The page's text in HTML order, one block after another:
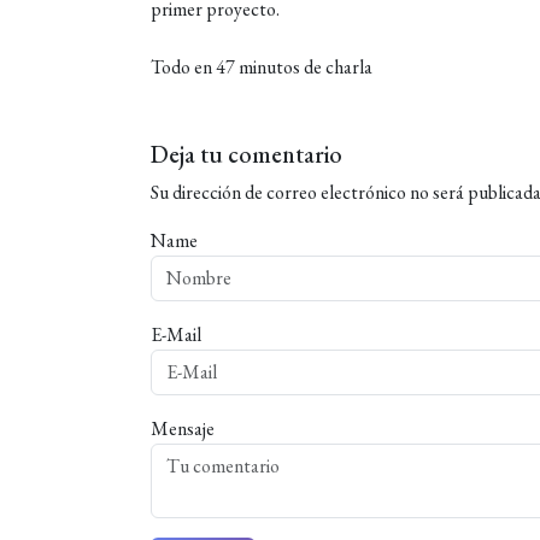
primer proyecto.
Todo en 47 minutos de charla
Deja tu comentario
Su dirección de correo electrónico no será
Name
E-Mail
Mensaje